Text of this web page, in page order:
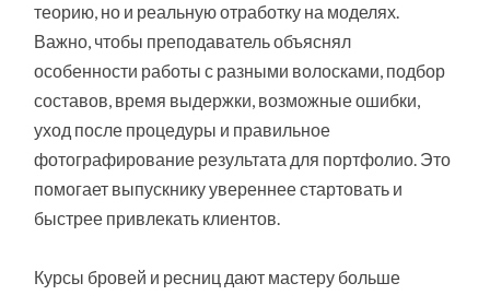
теорию, но и реальную отработку на моделях.
Важно, чтобы преподаватель объяснял
особенности работы с разными волосками, подбор
составов, время выдержки, возможные ошибки,
уход после процедуры и правильное
фотографирование результата для портфолио. Это
помогает выпускнику увереннее стартовать и
быстрее привлекать клиентов.
Курсы бровей и ресниц дают мастеру больше